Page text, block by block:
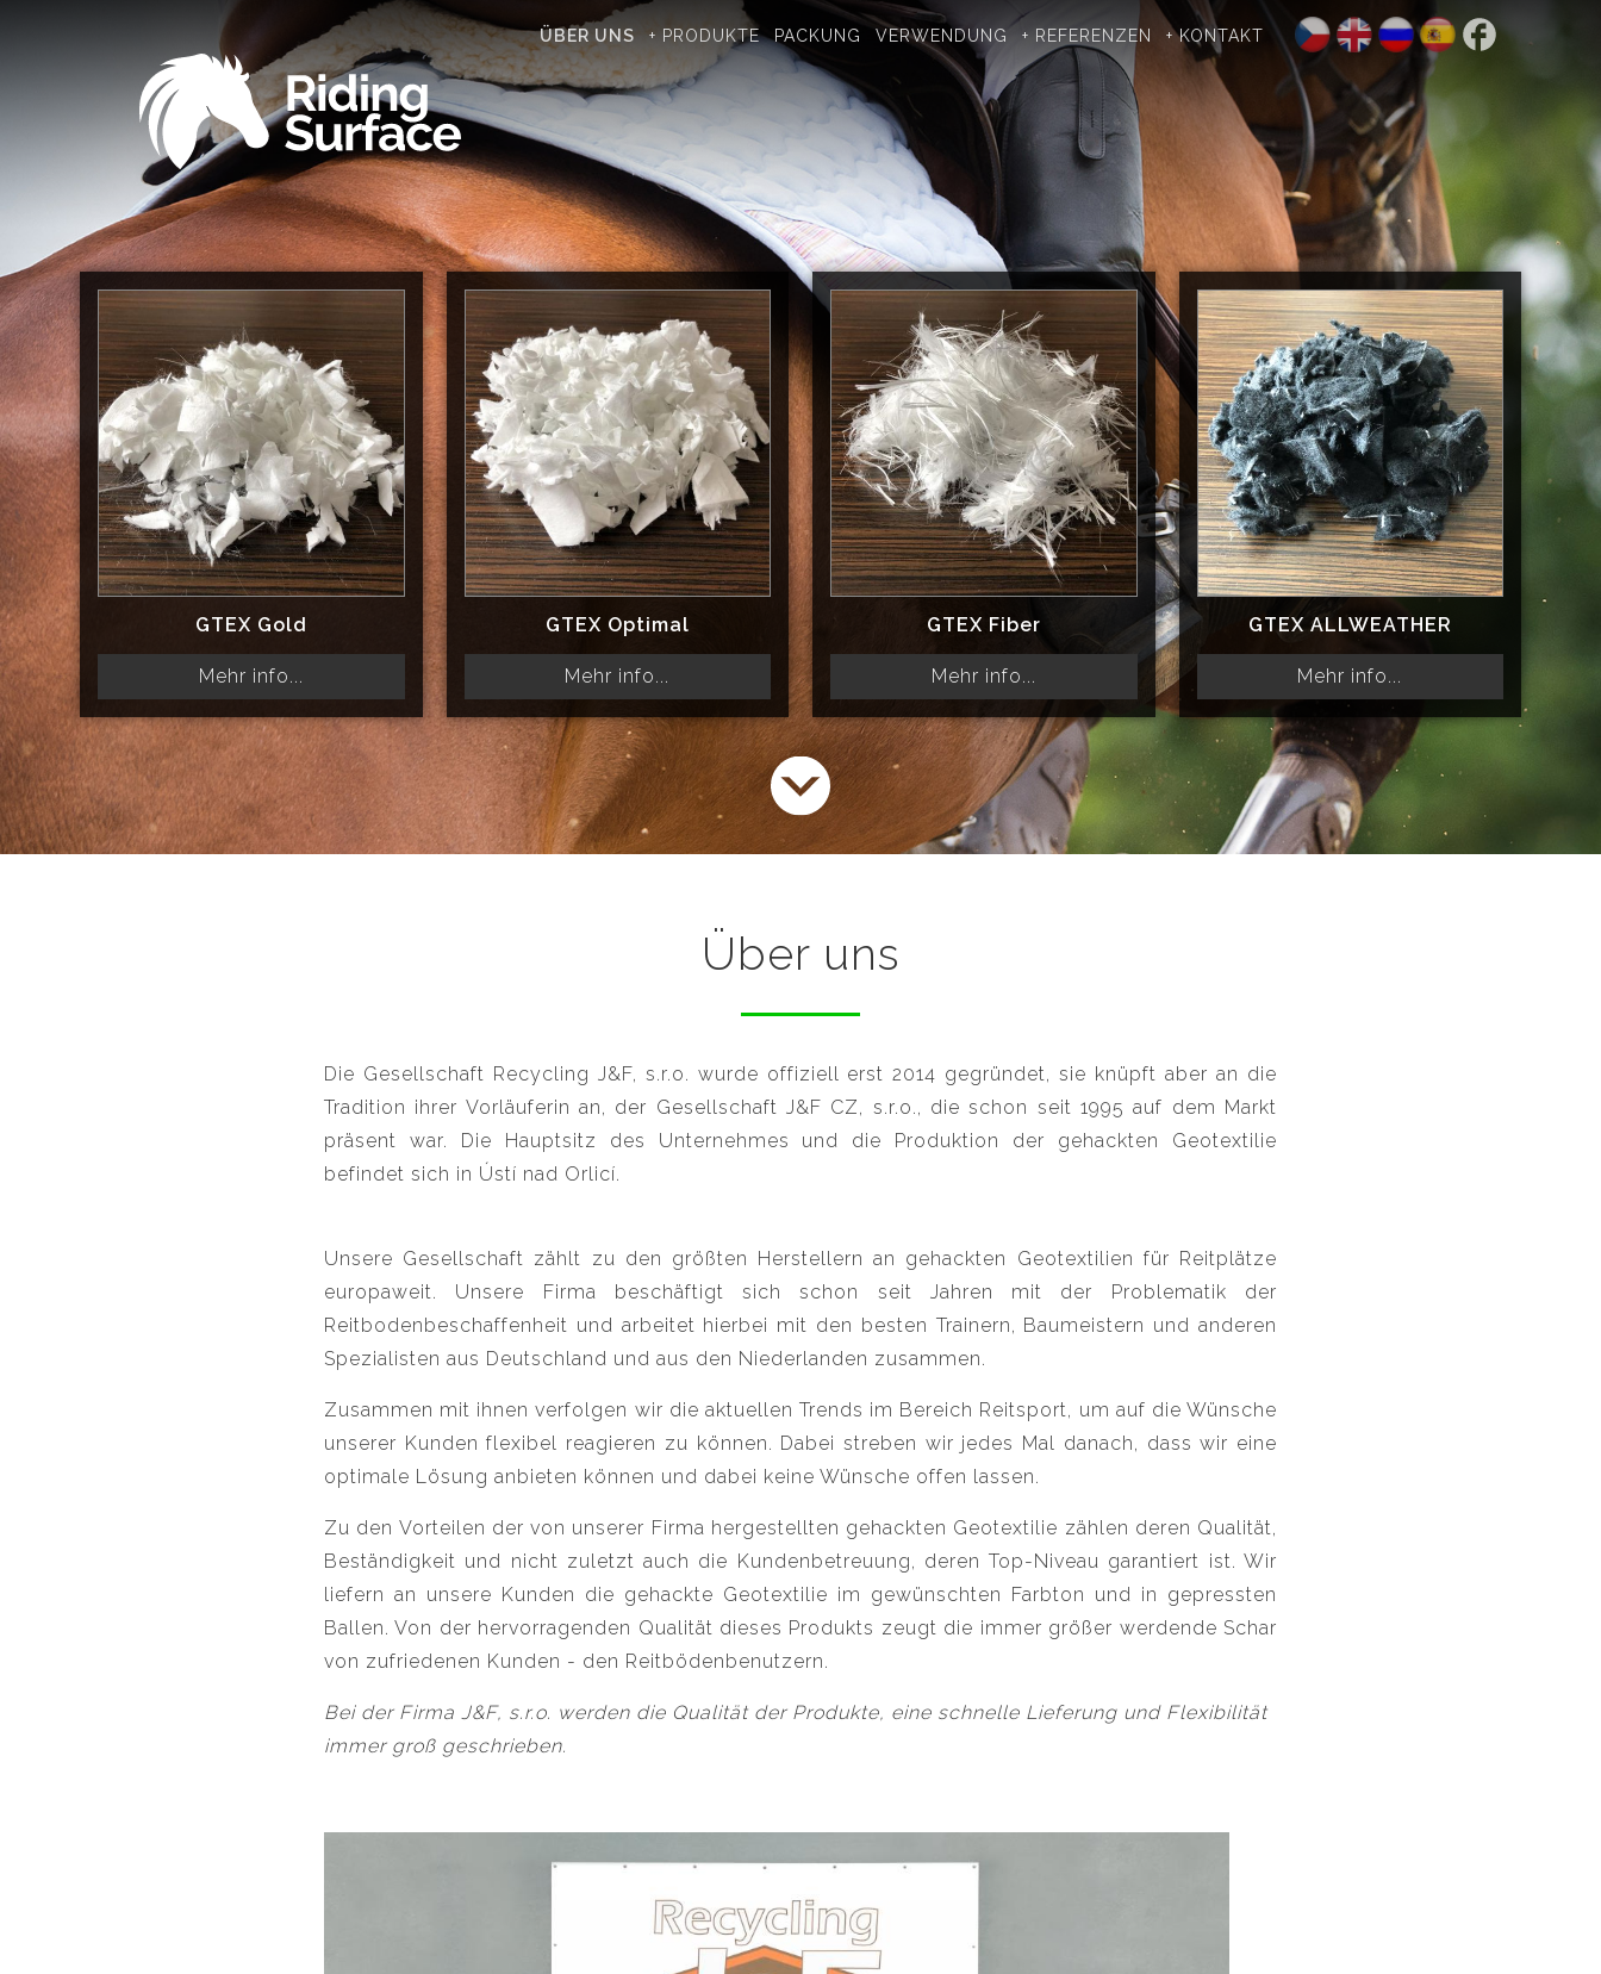
ÜBER UNS + PRODUKTE PACKUNG VERWENDUNG + REFERENZEN + KONTAKT
GTEX Gold
Mehr info...
GTEX Optimal
Mehr info...
GTEX Fiber
Mehr info...
GTEX ALLWEATHER
Mehr info...
Über uns
Die Gesellschaft Recycling J&F, s.r.o. wurde offiziell erst 2014 gegründet, sie knüpft aber an die
Tradition ihrer Vorläuferin an, der Gesellschaft J&F CZ, s.r.o., die schon seit 1995 auf dem Markt
präsent war. Die Hauptsitz des Unternehmes und die Produktion der gehackten Geotextilie
befindet sich in Ústí nad Orlicí.
Unsere Gesellschaft zählt zu den größten Herstellern an gehackten Geotextilien für Reitplätze
europaweit. Unsere Firma beschäftigt sich schon seit Jahren mit der Problematik der
Reitbodenbeschaffenheit und arbeitet hierbei mit den besten Trainern, Baumeistern und anderen
Spezialisten aus Deutschland und aus den Niederlanden zusammen.
Zusammen mit ihnen verfolgen wir die aktuellen Trends im Bereich Reitsport, um auf die Wünsche
unserer Kunden flexibel reagieren zu können. Dabei streben wir jedes Mal danach, dass wir eine
optimale Lösung anbieten können und dabei keine Wünsche offen lassen.
Zu den Vorteilen der von unserer Firma hergestellten gehackten Geotextilie zählen deren Qualität,
Beständigkeit und nicht zuletzt auch die Kundenbetreuung, deren Top-Niveau garantiert ist. Wir
liefern an unsere Kunden die gehackte Geotextilie im gewünschten Farbton und in gepressten
Ballen. Von der hervorragenden Qualität dieses Produkts zeugt die immer größer werdende Schar
von zufriedenen Kunden - den Reitbödenbenutzern.
Bei der Firma J&F, s.r.o. werden die Qualität der Produkte, eine schnelle Lieferung und Flexibilität
immer groß geschrieben.